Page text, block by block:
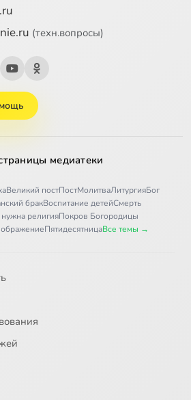
(техн.вопросы)
медиатеки
Великий постПостМолитваЛитургияБог
бракВоспитание детейСмерть
религияПокров Богородицы
ПятидесятницаВсе темы →